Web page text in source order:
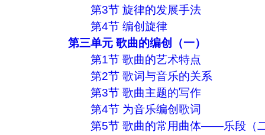
第3节 旋律的发展手法
第4节 编创旋律
第三单元 歌曲的编创（一）
第1节 歌曲的艺术特点
第2节 歌词与音乐的关系
第3节 歌曲主题的写作
第4节 为音乐编创歌词
第5节 歌曲的常用曲体——乐段（